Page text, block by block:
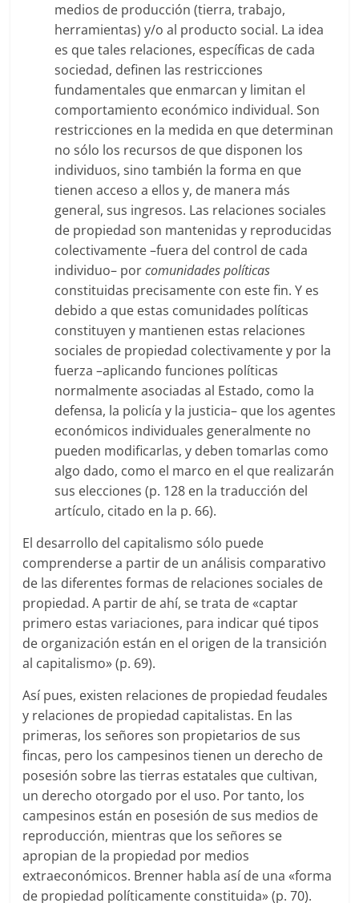
medios de producción (tierra, trabajo,
herramientas) y/o al producto social. La idea
es que tales relaciones, específicas de cada
sociedad, definen las restricciones
fundamentales que enmarcan y limitan el
comportamiento económico individual. Son
restricciones en la medida en que determinan
no sólo los recursos de que disponen los
individuos, sino también la forma en que
tienen acceso a ellos y, de manera más
general, sus ingresos. Las relaciones sociales
de propiedad son mantenidas y reproducidas
colectivamente –fuera del control de cada
individuo– porcomunidades políticas
constituidas precisamente con este fin. Y es
debido a que estas comunidades políticas
constituyen y mantienen estas relaciones
sociales de propiedad colectivamente y por la
fuerza –aplicando funciones políticas
normalmente asociadas al Estado, como la
defensa, la policía y la justicia– que los agentes
económicos individuales generalmente no
pueden modificarlas, y deben tomarlas como
algo dado, como el marco en el que realizarán
sus elecciones (p. 128 en la traducción del
artículo, citado en la p. 66).
El desarrollo del capitalismo sólo puede
comprenderse a partir de un análisis comparativo
de las diferentes formas de relaciones sociales de
propiedad. A partir de ahí, se trata de «captar
primero estas variaciones, para indicar qué tipos
de organización están en el origen de la transición
al capitalismo» (p. 69).
Así pues, existen relaciones de propiedad feudales
y relaciones de propiedad capitalistas. En las
primeras, los señores son propietarios de sus
fincas, pero los campesinos tienen un derecho de
posesión sobre las tierras estatales que cultivan,
un derecho otorgado por el uso. Por tanto, los
campesinos están en posesión de sus medios de
reproducción, mientras que los señores se
apropian de la propiedad por medios
extraeconómicos. Brenner habla así de una «forma
de propiedad políticamente constituida» (p. 70).